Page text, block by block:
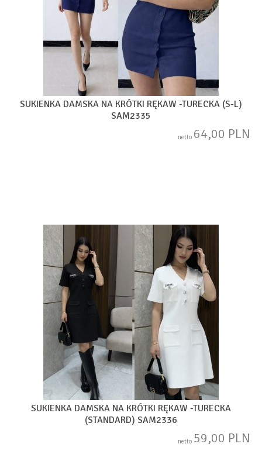
SUKIENKA DAMSKA NA KRÓTKI RĘKAW -TURECKA (S-L)
SAM2335
netto 64,00 PLN
SUKIENKA DAMSKA NA KRÓTKI RĘKAW -TURECKA
(STANDARD) SAM2336
netto 59,00 PLN